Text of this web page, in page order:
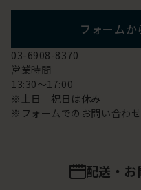
フォーム
03-6908-8370
営業時間
13:30～17:00
※土日 祝日は休み
※フォームでのお問い合わ
配送・お